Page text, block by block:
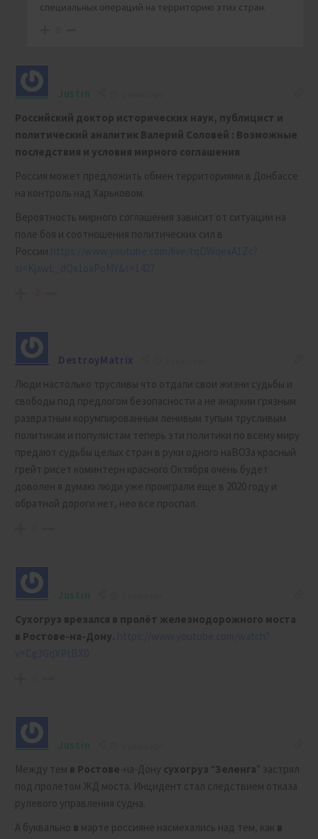
специальных операций на территорию этих стран.
Justin
Российский доктор исторических наук, публицист и
политический аналитик Валерий Соловей : Возможные
последствия и условия мирного соглашения
Россия может предложить обмен территориями в Донбассе
на контроль над Харьковом.
Вероятность мирного соглашения зависит от ситуации на
поле боя и соотношения политических сил в
России.
DestroyMatrix
Люди настолько трусливы что отдали свои жизни судьбы и
свободы под предлогом безопасности а не анархии грязным
развратным корумпированным ленивым тупым трусливым
политикам и популистам теперь эти политики по всему миру
предают судьбы целых стран в руки одного наВОЗа красный
грейт рисет коминтерн красного Октября очень будет
доволен я думаю люди уже проиграли еще в 2020 году и
обратной дороги нет, нео все проспал.
Justin
Сухогруз врезался в пролёт железнодорожного моста
в Ростове-на-Дону.
Justin
Между тем в Ростове-на-Дону сухогруз “Зеленга” застрял
под пролетом ЖД моста. Инцидент стал следствием отказа
рулевого управления судна.
А буквально в марте россияне насмехались над тем, как в